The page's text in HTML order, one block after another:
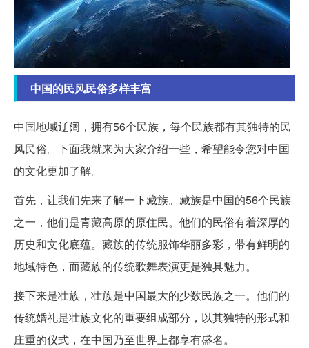
中国的民风民俗多样丰富
中国地域辽阔，拥有56个民族，每个民族都有其独特的民
风民俗。下面我就来为大家介绍一些，希望能令您对中国
的文化更加了解。
首先，让我们先来了解一下藏族。藏族是中国的56个民族
之一，他们是青藏高原的原住民。他们的民俗有着深厚的
历史和文化底蕴。藏族的传统服饰华丽多彩，带有鲜明的
地域特色，而藏族的传统歌舞表演更是独具魅力。
接下来是壮族，壮族是中国最大的少数民族之一。他们的
传统婚礼是壮族文化的重要组成部分，以其独特的形式和
庄重的仪式，在中国乃至世界上都享有盛名。